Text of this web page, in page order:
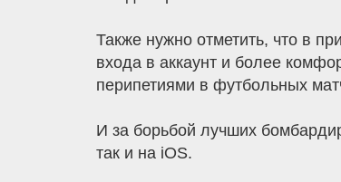
Также нужно отметить, что в
входа в аккаунт и более
перипетиями в футбольных
И за борьбой лучших
так и на iOS.